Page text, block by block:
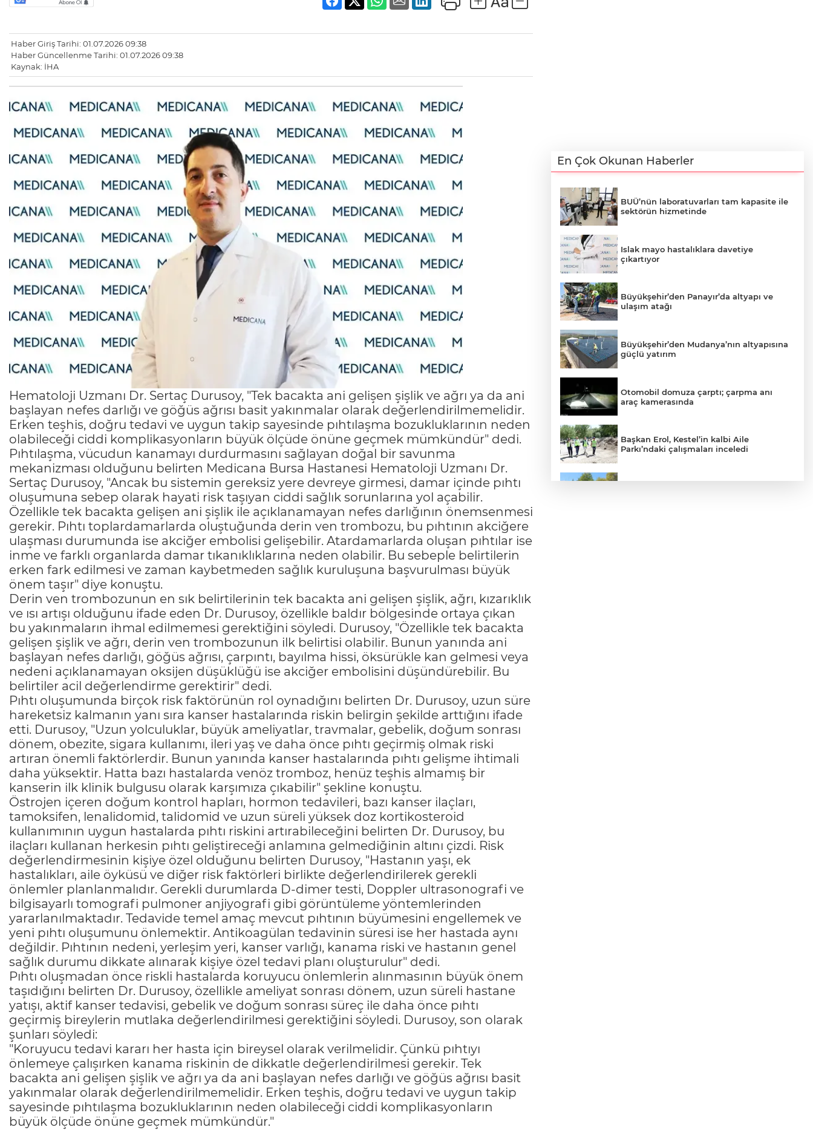
Haber Giriş Tarihi: 01.07.2026 09:38
Haber Güncellenme Tarihi: 01.07.2026 09:38
Kaynak: İHA
Hematoloji Uzmanı Dr. Sertaç Durusoy, "Tek bacakta ani gelişen şişlik ve ağrı ya da ani
başlayan nefes darlığı ve göğüs ağrısı basit yakınmalar olarak değerlendirilmemelidir.
Erken teşhis, doğru tedavi ve uygun takip sayesinde pıhtılaşma bozukluklarının neden
olabileceği ciddi komplikasyonların büyük ölçüde önüne geçmek mümkündür" dedi.
Pıhtılaşma, vücudun kanamayı durdurmasını sağlayan doğal bir savunma
mekanizması olduğunu belirten Medicana Bursa Hastanesi Hematoloji Uzmanı Dr.
Sertaç Durusoy, "Ancak bu sistemin gereksiz yere devreye girmesi, damar içinde pıhtı
oluşumuna sebep olarak hayati risk taşıyan ciddi sağlık sorunlarına yol açabilir.
Özellikle tek bacakta gelişen ani şişlik ile açıklanamayan nefes darlığının önemsenmesi
gerekir. Pıhtı toplardamarlarda oluştuğunda derin ven trombozu, bu pıhtının akciğere
ulaşması durumunda ise akciğer embolisi gelişebilir. Atardamarlarda oluşan pıhtılar ise
inme ve farklı organlarda damar tıkanıklıklarına neden olabilir. Bu sebeple belirtilerin
erken fark edilmesi ve zaman kaybetmeden sağlık kuruluşuna başvurulması büyük
önem taşır" diye konuştu.
Derin ven trombozunun en sık belirtilerinin tek bacakta ani gelişen şişlik, ağrı, kızarıklık
ve ısı artışı olduğunu ifade eden Dr. Durusoy, özellikle baldır bölgesinde ortaya çıkan
bu yakınmaların ihmal edilmemesi gerektiğini söyledi. Durusoy, "Özellikle tek bacakta
gelişen şişlik ve ağrı, derin ven trombozunun ilk belirtisi olabilir. Bunun yanında ani
başlayan nefes darlığı, göğüs ağrısı, çarpıntı, bayılma hissi, öksürükle kan gelmesi veya
nedeni açıklanamayan oksijen düşüklüğü ise akciğer embolisini düşündürebilir. Bu
belirtiler acil değerlendirme gerektirir" dedi.
Pıhtı oluşumunda birçok risk faktörünün rol oynadığını belirten Dr. Durusoy, uzun süre
hareketsiz kalmanın yanı sıra kanser hastalarında riskin belirgin şekilde arttığını ifade
etti. Durusoy, "Uzun yolculuklar, büyük ameliyatlar, travmalar, gebelik, doğum sonrası
dönem, obezite, sigara kullanımı, ileri yaş ve daha önce pıhtı geçirmiş olmak riski
artıran önemli faktörlerdir. Bunun yanında kanser hastalarında pıhtı gelişme ihtimali
daha yüksektir. Hatta bazı hastalarda venöz tromboz, henüz teşhis almamış bir
kanserin ilk klinik bulgusu olarak karşımıza çıkabilir" şekline konuştu.
Östrojen içeren doğum kontrol hapları, hormon tedavileri, bazı kanser ilaçları,
tamoksifen, lenalidomid, talidomid ve uzun süreli yüksek doz kortikosteroid
kullanımının uygun hastalarda pıhtı riskini artırabileceğini belirten Dr. Durusoy, bu
ilaçları kullanan herkesin pıhtı geliştireceği anlamına gelmediğinin altını çizdi. Risk
değerlendirmesinin kişiye özel olduğunu belirten Durusoy, "Hastanın yaşı, ek
hastalıkları, aile öyküsü ve diğer risk faktörleri birlikte değerlendirilerek gerekli
önlemler planlanmalıdır. Gerekli durumlarda D-dimer testi, Doppler ultrasonografi ve
bilgisayarlı tomografi pulmoner anjiyografi gibi görüntüleme yöntemlerinden
yararlanılmaktadır. Tedavide temel amaç mevcut pıhtının büyümesini engellemek ve
yeni pıhtı oluşumunu önlemektir. Antikoagülan tedavinin süresi ise her hastada aynı
değildir. Pıhtının nedeni, yerleşim yeri, kanser varlığı, kanama riski ve hastanın genel
sağlık durumu dikkate alınarak kişiye özel tedavi planı oluşturulur" dedi.
Pıhtı oluşmadan önce riskli hastalarda koruyucu önlemlerin alınmasının büyük önem
taşıdığını belirten Dr. Durusoy, özellikle ameliyat sonrası dönem, uzun süreli hastane
yatışı, aktif kanser tedavisi, gebelik ve doğum sonrası süreç ile daha önce pıhtı
geçirmiş bireylerin mutlaka değerlendirilmesi gerektiğini söyledi. Durusoy, son olarak
şunları söyledi:
"Koruyucu tedavi kararı her hasta için bireysel olarak verilmelidir. Çünkü pıhtıyı
önlemeye çalışırken kanama riskinin de dikkatle değerlendirilmesi gerekir. Tek
bacakta ani gelişen şişlik ve ağrı ya da ani başlayan nefes darlığı ve göğüs ağrısı basit
yakınmalar olarak değerlendirilmemelidir. Erken teşhis, doğru tedavi ve uygun takip
sayesinde pıhtılaşma bozukluklarının neden olabileceği ciddi komplikasyonların
büyük ölçüde önüne geçmek mümkündür."
En Çok Okunan Haberler
BUÜ’nün laboratuvarları tam kapasite ile
sektörün hizmetinde
Islak mayo hastalıklara davetiye
çıkartıyor
Büyükşehir’den Panayır’da altyapı ve
ulaşım atağı
Büyükşehir’den Mudanya’nın altyapısına
güçlü yatırım
Otomobil domuza çarptı; çarpma anı
araç kamerasında
Başkan Erol, Kestel’in kalbi Aile
Parkı’ndaki çalışmaları inceledi